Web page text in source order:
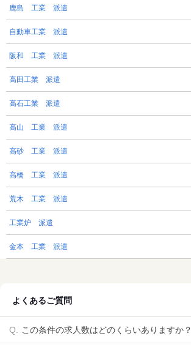
鹿島 工業 派遣
自動車工業 派遣
阪和 工業 派遣
高田工業 派遣
高石工業 派遣
高山 工業 派遣
高砂 工業 派遣
高橋 工業 派遣
荒木 工業 派遣
工業炉 派遣
金本 工業 派遣
よくあるご質問
この条件の求人数はどのくらいありますか？